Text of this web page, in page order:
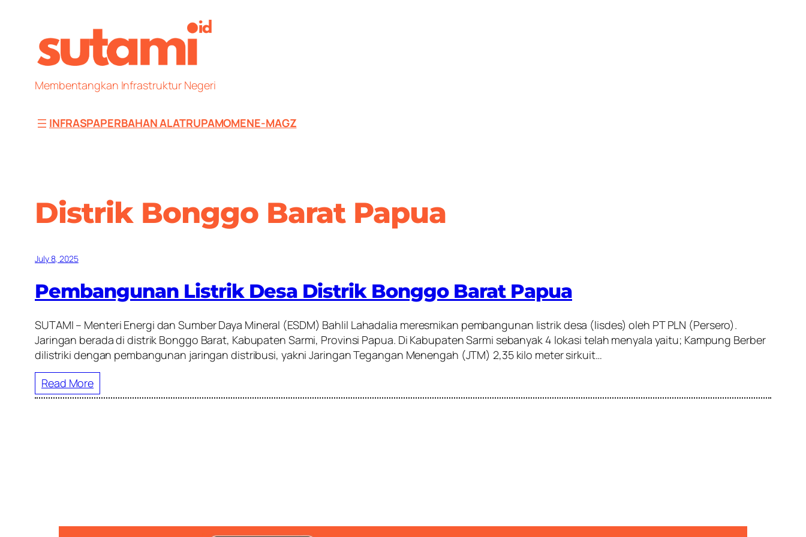
content
Membentangkan Infrastruktur Negeri
INFRASPAPERBAHAN ALATRUPAMOMENE-MAGZ
Distrik Bonggo Barat Papua
July 8, 2025
Pembangunan Listrik Desa Distrik Bonggo Barat Papua
SUTAMI – Menteri Energi dan Sumber Daya Mineral (ESDM) Bahlil Lahadalia meresmikan pembangunan listrik desa (lisdes) oleh PT PLN (Persero).
Jaringan berada di distrik Bonggo Barat, Kabupaten Sarmi, Provinsi Papua. Di Kabupaten Sarmi sebanyak 4 lokasi telah menyala yaitu; Kampung Berber
dilistriki dengan pembangunan jaringan distribusi, yakni Jaringan Tegangan Menengah (JTM) 2,35 kilo meter sirkuit…
Read More